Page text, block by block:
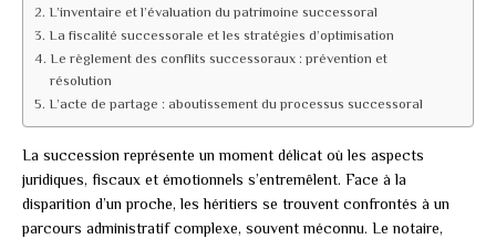
L’inventaire et l’évaluation du patrimoine successoral
La fiscalité successorale et les stratégies d’optimisation
Le règlement des conflits successoraux : prévention et
résolution
L’acte de partage : aboutissement du processus successoral
La succession représente un moment délicat où les aspects
juridiques, fiscaux et émotionnels s’entremêlent. Face à la
disparition d’un proche, les héritiers se trouvent confrontés à un
parcours administratif complexe, souvent méconnu. Le notaire,